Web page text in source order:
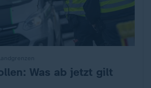
Was ab jetzt gilt